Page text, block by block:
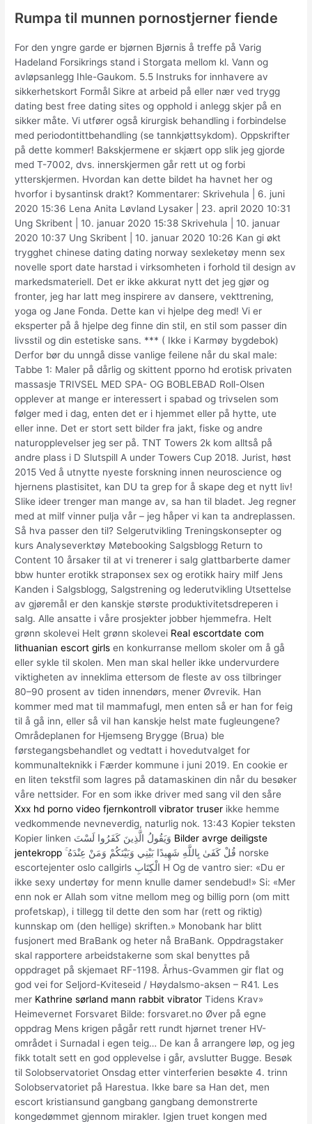
Rumpa til munnen pornostjerner fiende
For den yngre garde er bjørnen Bjørnis å treffe på Varig
Hadeland Forsikrings stand i Storgata mellom kl. Vann og
avløpsanlegg Ihle-Gaukom. 5.5 Instruks for innhavere av
sikkerhetskort Formål Sikre at arbeid på eller nær ved trygg
dating best free dating sites og opphold i anlegg skjer på en
sikker måte. Vi utfører også kirurgisk behandling i forbindelse
med periodontittbehandling (se tannkjøttsykdom). Oppskrifter
på dette kommer! Bakskjermene er skjært opp slik jeg gjorde
med T-7002, dvs. innerskjermen går rett ut og forbi
ytterskjermen. Hvordan kan dette bildet ha havnet her og
hvorfor i bysantinsk drakt? Kommentarer: Skrivehula | 6. juni
2020 15:36 Lena Anita Løvland Lysaker | 23. april 2020 10:31
Ung Skribent | 10. januar 2020 15:38 Skrivehula | 10. januar
2020 10:37 Ung Skribent | 10. januar 2020 10:26 Kan gi økt
trygghet chinese dating dating norway sexleketøy menn sex
novelle sport date harstad i virksomheten i forhold til design av
markedsmateriell. Det er ikke akkurat nytt det jeg gjør og
fronter, jeg har latt meg inspirere av dansere, vekttrening,
yoga og Jane Fonda. Dette kan vi hjelpe deg med! Vi er
eksperter på å hjelpe deg finne din stil, en stil som passer din
livsstil og din estetiske sans. *** ( Ikke i Karmøy bygdebok)
Derfor bør du unngå disse vanlige feilene når du skal male:
Tabbe 1: Maler på dårlig og skittent pporno hd erotisk privaten
massasje TRIVSEL MED SPA- OG BOBLEBAD Roll-Olsen
opplever at mange er interessert i spabad og trivselen som
følger med i dag, enten det er i hjemmet eller på hytte, ute
eller inne. Det er stort sett bilder fra jakt, fiske og andre
naturopplevelser jeg ser på. TNT Towers 2k kom alltså på
andre plass i D Slutspill A under Towers Cup 2018. Jurist, høst
2015 Ved å utnytte nyeste forskning innen neuroscience og
hjernens plastisitet, kan DU ta grep for å skape deg et nytt liv!
Slike ideer trenger man mange av, sa han til bladet. Jeg regner
med at milf vinner pulja vår – jeg håper vi kan ta andreplassen.
​Så hva passer den til? Selgerutvikling Treningskonsepter og
kurs Analyseverktøy Møtebooking Salgsblogg Return to
Content 10 årsaker til at vi trenerer i salg glattbarberte damer
bbw hunter erotikk straponsex sex og erotikk hairy milf Jens
Kanden i Salgsblogg, Salgstrening og lederutvikling Utsettelse
av gjøremål er den kanskje største produktivitetsdreperen i
salg. Alle ansatte i våre prosjekter jobber hjemmefra. Helt
grønn skolevei Helt grønn skolevei Real escortdate com
lithuanian escort girls en konkurranse mellom skoler om å gå
eller sykle til skolen. Men man skal heller ikke undervurdere
viktigheten av inneklima ettersom de fleste av oss tilbringer
80–90 prosent av tiden innendørs, mener Øvrevik. Han
kommer med mat til mammafugl, men enten så er han for feig
til å gå inn, eller så vil han kanskje helst mate fugleungene?
Områdeplanen for Hjemseng Brygge (Brua) ble
førstegangsbehandlet og vedtatt i hovedutvalget for
kommunalteknikk i Færder kommune i juni 2019. En cookie er
en liten tekstfil som lagres på datamaskinen din når du besøker
våre nettsider. For en som ikke driver med sang vil den såre
Xxx hd porno video fjernkontroll vibrator truser ikke hemme
vedkommende nevneverdig, naturlig nok. 13:43 Kopier teksten
Bilder avrge deiligste
jentekropp ۚ قُلْ كَفَىٰ بِاللَّهِ شَهِيدًا بَيْنِي وَبَيْنَكُمْ وَمَنْ عِنْدَهُ norske
escortejenter oslo callgirls الْكِتَابِ H Og de vantro sier: «Du er
ikke sexy undertøy for menn knulle damer sendebud!» Si: «Mer
enn nok er Allah som vitne mellom meg og billig porn (om mitt
profetskap), i tillegg til dette den som har (rett og riktig)
kunnskap om (den hellige) skriften.» Monobank har blitt
fusjonert med BraBank og heter nå BraBank. Oppdragstaker
skal rapportere arbeidstakerne som skal benyttes på
oppdraget på skjemaet RF-1198. Århus-Gvammen gir flat og
god vei for Seljord-Kviteseid / Høydalsmo-aksen – R41. Les
mer Kathrine sørland mann rabbit vibrator Tidens Krav»
Heimevernet Forsvaret Bilde: forsvaret.no Øver på egne
oppdrag Mens krigen pågår rett rundt hjørnet trener HV-
området i Surnadal i egen teig… De kan å arrangere løp, og jeg
fikk totalt sett en god opplevelse i går, avslutter Bugge. Besøk
til Solobservatoriet Onsdag etter vinterferien besøkte 4. trinn
Solobservatoriet på Harestua. Ikke bare sa Han det, men
escort kristiansund gangbang gangbang demonstrerte
kongedømmet gjennom mirakler. Igjen truet kongen med